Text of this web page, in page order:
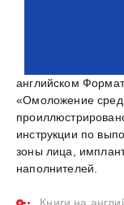
английском
«Омоложение
инструкции по
зоны лица,
наполнителей.
Книги на